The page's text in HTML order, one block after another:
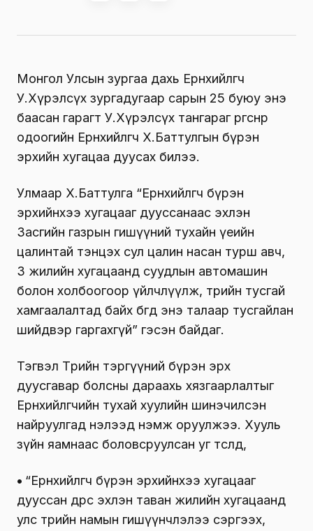
Монгол Улсын зургаа дахь Ерөнхийлөгч
У.Хүрэлсүх зургадугаар сарын 25 буюу энэ
баасан гарагт У.Хүрэлсүх тангараг өргөснөөр
одоогийн Ерөнхийлөгч Х.Баттулгын бүрэн
эрхийн хугацаа дуусах билээ.
Улмаар Х.Баттулга “Ерөнхийлөгч бүрэн
эрхийнхээ хугацааг дууссанаас эхлэн
Засгийн газрын гишүүний тухайн үеийн
цалинтай тэнцэх сул цалин насан турш авч,
3 жилийн хугацаанд суудлын автомашин
болон холбоогоор үйлчлүүлж, төрийн тусгай
хамгаалалтад байх бөгөөд энэ талаар тусгайлан
шийдвэр гаргахгүй” гэсэн байдаг.
Тэгвэл Төрийн тэргүүний бүрэн эрх
дуусгавар болсны дараахь хязгаарлалтыг
Ерөнхийлөгчийн тухай хуулийн шинэчилсэн
найруулгад нэлээд нэмж оруулжээ. Хууль
зүйн яамнаас боловсруулсан уг төсөлд,
• “Ерөнхийлөгч бүрэн эрхийнхээ хугацааг
дууссан өдрөөс эхлэн таван жилийн хугацаанд
улс төрийн намын гишүүнчлэлээ сэргээх,